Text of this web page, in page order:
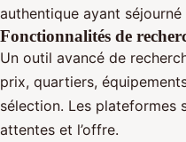
authentique ayant séjourné
Fonctionnalités de
Un outil avancé de
prix, quartiers,
sélection. Les plateformes
attentes et l’offre.